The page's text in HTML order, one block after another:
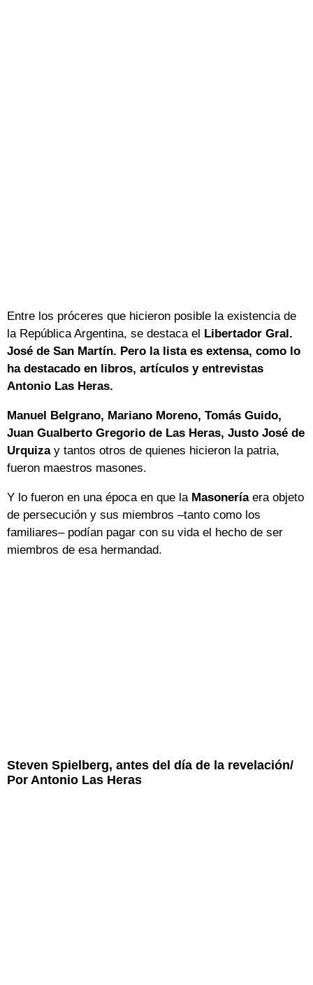
Entre los próceres que hicieron posible la existencia de
la República Argentina, se destaca el Libertador Gral.
José de San Martín. Pero la lista es extensa, como lo
ha destacado en libros, artículos y entrevistas
Antonio Las Heras.
Manuel Belgrano, Mariano Moreno, Tomás Guido,
Juan Gualberto Gregorio de Las Heras, Justo José de
Urquizay tantos otros de quienes hicieron la patria,
fueron maestros masones.
Y lo fueron en una época en que la Masonería era objeto
de persecución y sus miembros –tanto como los
familiares– podían pagar con su vida el hecho de ser
miembros de esa hermandad.
Steven Spielberg, antes del día de la revelación/
Por Antonio Las Heras